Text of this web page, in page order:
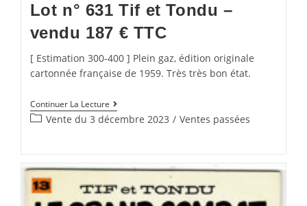
Lot n° 631 Tif et Tondu –
vendu 187 € TTC
[ Estimation 300-400 ] Plein gaz, édition originale
cartonnée française de 1959. Très très bon état.
Continuer La Lecture
Vente du 3 décembre 2023 / Ventes passées